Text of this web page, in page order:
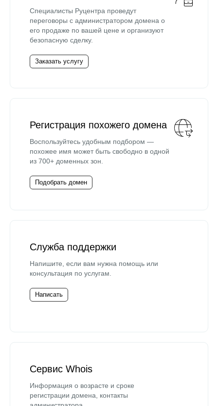
Специалисты Руцентра проведут
переговоры с администратором домена о
его продаже по вашей цене и организуют
безопасную сделку.
Заказать услугу
Регистрация похожего домена
Воспользуйтесь удобным подбором —
похожее имя может быть свободно в одной
из 700+ доменных зон.
Подобрать домен
Служба поддержки
Напишите, если вам нужна помощь или
консультация по услугам.
Написать
Сервис Whois
Информация о возрасте и сроке
регистрации домена, контакты